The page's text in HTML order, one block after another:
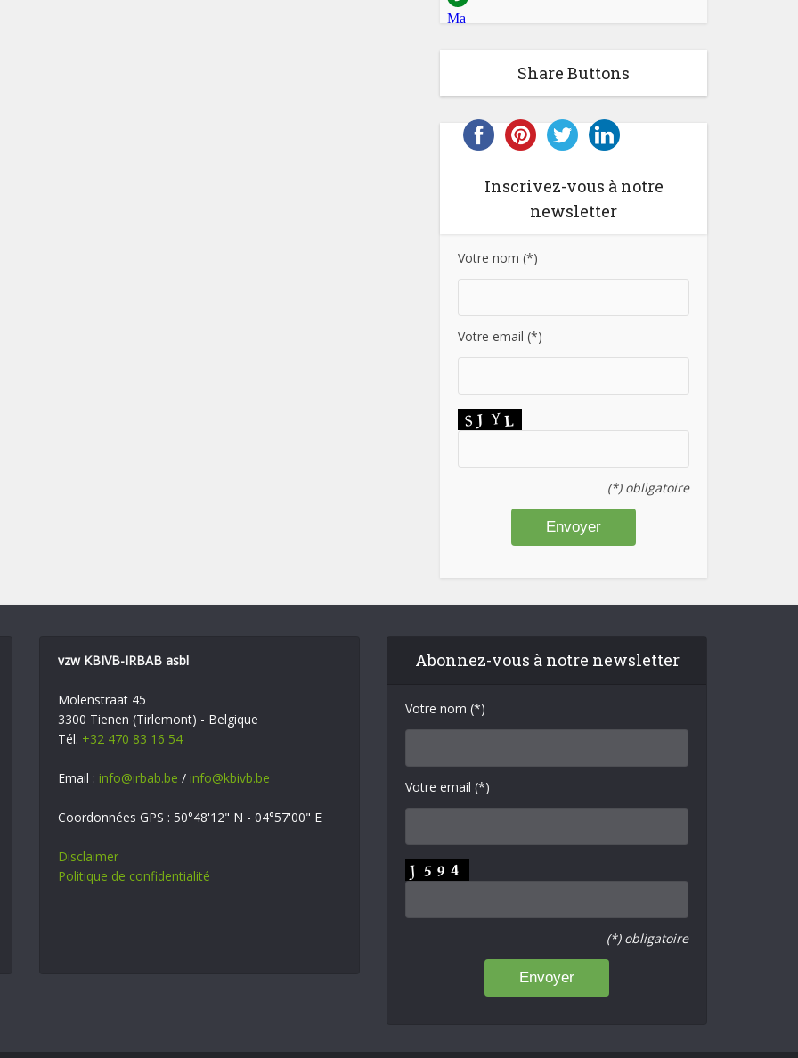
Share Buttons
Inscrivez-vous à notre
newsletter
Votre nom (*)
Votre email (*)
(*) obligatoire
vzw KBIVB-IRBAB asbl
Molenstraat 45
3300 Tienen (Tirlemont) - Belgique
Tél. +32 470 83 16 54
Email : info@irbab.be / info@kbivb.be
Coordonnées GPS : 50°48'12" N - 04°57'00" E
Disclaimer
Politique de confidentialité
Abonnez-vous à notre newsletter
Votre nom (*)
Votre email (*)
(*) obligatoire